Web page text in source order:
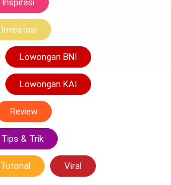
Inspirasi
Investasi
Lowongan BNI
Lowongan KAI
Review
Tips & Trik
Tutorial Viral